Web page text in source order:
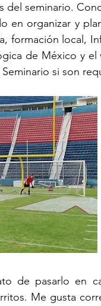
del seminario.
en organizar y
formación local,
de México y
si son
de pasarlo en
Me gusta